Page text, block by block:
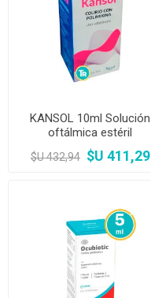
KANSOL 10ml Solución
oftálmica estéril
$U 432,94 $U 411,29